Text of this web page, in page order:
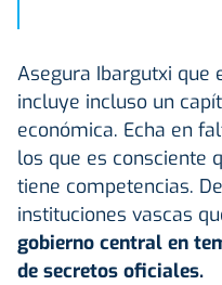
Asegura Ibargutxi que
incluye incluso un
económica. Echa en
los que es consciente
tiene competencias.
instituciones vascas
gobierno central en
de secretos oficiales.